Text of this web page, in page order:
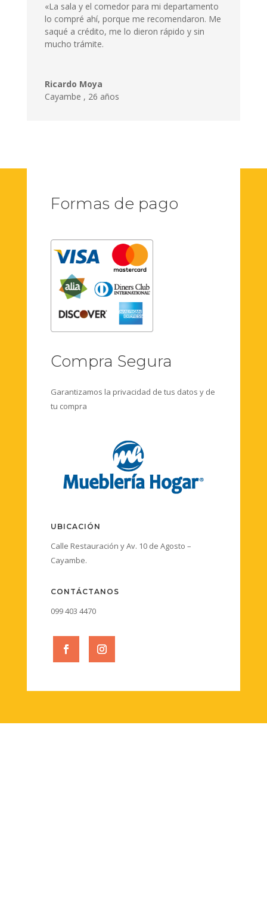
«La sala y el comedor para mi departamento
lo compré ahí, porque me recomendaron. Me
saqué a crédito, me lo dieron rápido y sin
mucho trámite.
Ricardo Moya
Cayambe , 26 años
Formas de pago
Compra Segura
Garantizamos la privacidad de tus datos y de
tu compra
UBICACIÓN
Calle Restauración y Av. 10 de Agosto –
Cayambe.
CONTÁCTANOS
099 403 4470